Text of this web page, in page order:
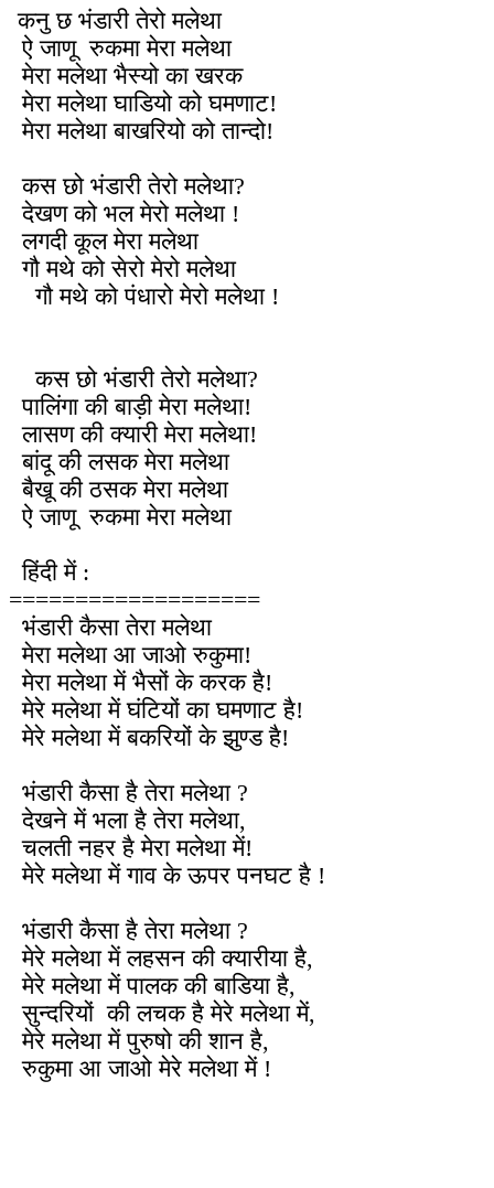
कनु छ भंडारी तेरो मलेथा
ऐ जाणू रुकमा मेरा मलेथा
मेरा मलेथा भैस्यो का खरक
मेरा मलेथा घाडियो को घमणाट!
मेरा मलेथा बाखरियो को तान्दो!
कस छो भंडारी तेरो मलेथा?
देखण को भल मेरो मलेथा !
लगदी कूल मेरा मलेथा
गौ मथे को सेरो मेरो मलेथा
गौ मथे को पंधारो मेरो मलेथा !
कस छो भंडारी तेरो मलेथा?
पालिंगा की बाड़ी मेरा मलेथा!
लासण की क्यारी मेरा मलेथा!
बांदू की लसक मेरा मलेथा
बैखू की ठसक मेरा मलेथा
ऐ जाणू रुकमा मेरा मलेथा
हिंदी में :
===================
भंडारी कैसा तेरा मलेथा
मेरा मलेथा आ जाओ रुकुमा!
मेरा मलेथा में भैसों के करक है!
मेरे मलेथा में घंटियों का घमणाट है!
मेरे मलेथा में बकरियों के झुण्ड है!
भंडारी कैसा है तेरा मलेथा ?
देखने में भला है तेरा मलेथा,
चलती नहर है मेरा मलेथा में!
मेरे मलेथा में गाव के ऊपर पनघट है !
भंडारी कैसा है तेरा मलेथा ?
मेरे मलेथा में लहसन की क्यारीया है,
मेरे मलेथा में पालक की बाडिया है,
सुन्दरियों की लचक है मेरे मलेथा में,
मेरे मलेथा में पुरुषो की शान है,
रुकुमा आ जाओ मेरे मलेथा में !